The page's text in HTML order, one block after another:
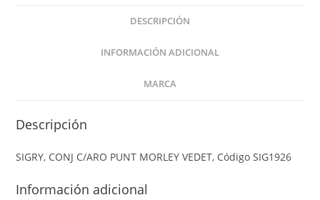
DESCRIPCIÓN
INFORMACIÓN ADICIONAL
MARCA
Descripción
SIGRY, CONJ C/ARO PUNT MORLEY VEDET, Código SIG1926
Información adicional